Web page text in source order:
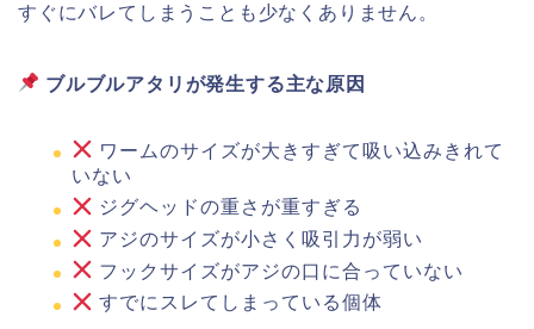
すぐにバレてしまうことも少なくありません。
ブルブルアタリが発生する主な原因
ワームのサイズが大きすぎて吸い込みきれて
いない
ジグヘッドの重さが重すぎる
アジのサイズが小さく吸引力が弱い
フックサイズがアジの口に合っていない
すでにスレてしまっている個体